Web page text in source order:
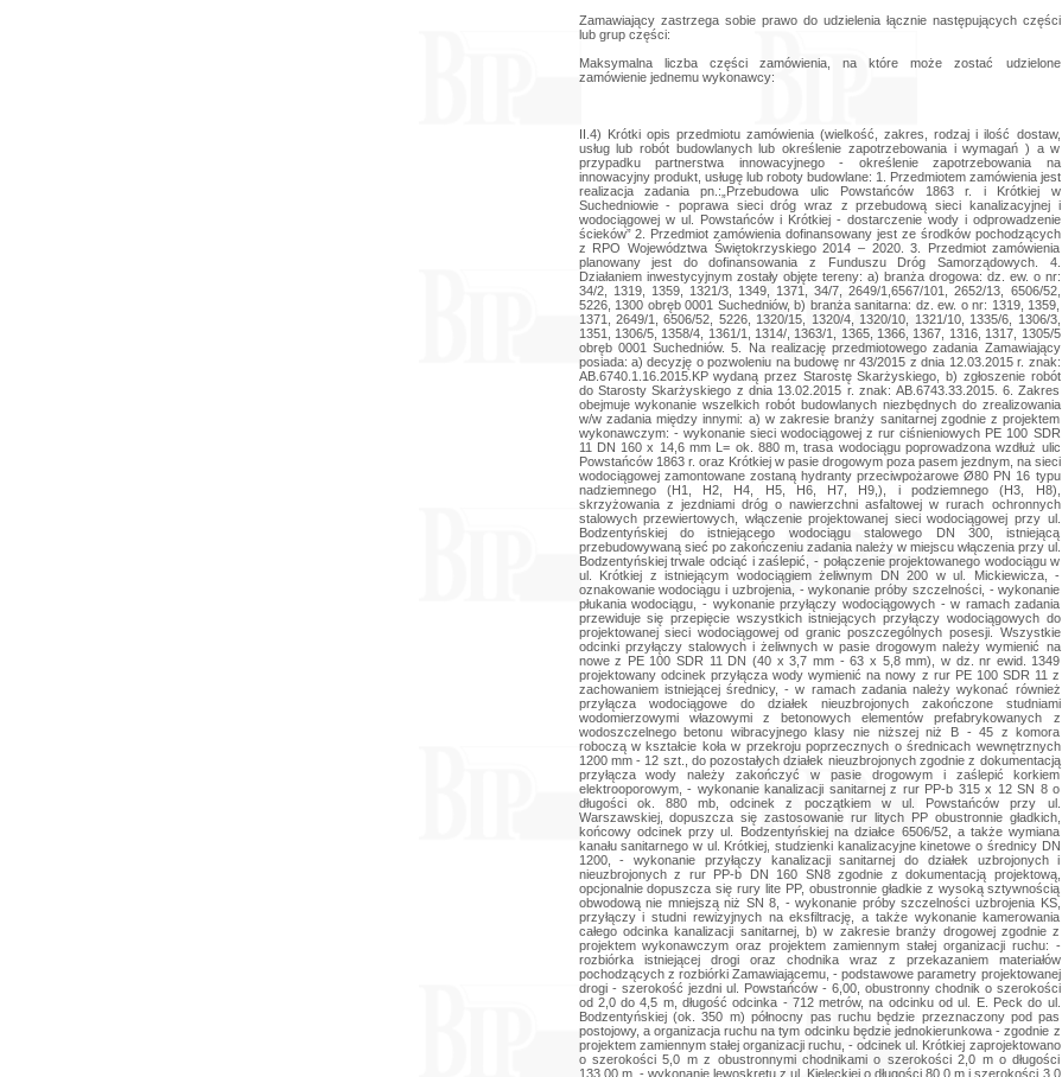
Zamawiający zastrzega sobie prawo do udzielenia łącznie następujących części
lub grup części:
Maksymalna liczba części zamówienia, na które może zostać udzielone
zamówienie jednemu wykonawcy:
II.4) Krótki opis przedmiotu zamówienia (wielkość, zakres, rodzaj i ilość dostaw, usług lub robót budowlanych lub określenie zapotrzebowania i wymagań ) a w przypadku partnerstwa innowacyjnego - określenie zapotrzebowania na innowacyjny produkt, usługę lub roboty budowlane: 1. Przedmiotem zamówienia jest realizacja zadania pn.:„Przebudowa ulic Powstańców 1863 r. i Krótkiej w Suchedniowie - poprawa sieci dróg wraz z przebudową sieci kanalizacyjnej i wodociągowej w ul. Powstańców i Krótkiej - dostarczenie wody i odprowadzenie ścieków” 2. Przedmiot zamówienia dofinansowany jest ze środków pochodzących z RPO Województwa Świętokrzyskiego 2014 – 2020. 3. Przedmiot zamówienia planowany jest do dofinansowania z Funduszu Dróg Samorządowych. 4. Działaniem inwestycyjnym zostały objęte tereny: a) branża drogowa: dz. ew. o nr: 34/2, 1319, 1359, 1321/3, 1349, 1371, 34/7, 2649/1,6567/101, 2652/13, 6506/52, 5226, 1300 obręb 0001 Suchedniów, b) branża sanitarna: dz. ew. o nr: 1319, 1359, 1371, 2649/1, 6506/52, 5226, 1320/15, 1320/4, 1320/10, 1321/10, 1335/6, 1306/3, 1351, 1306/5, 1358/4, 1361/1, 1314/, 1363/1, 1365, 1366, 1367, 1316, 1317, 1305/5 obręb 0001 Suchedniów. 5. Na realizację przedmiotowego zadania Zamawiający posiada: a) decyzję o pozwoleniu na budowę nr 43/2015 z dnia 12.03.2015 r. znak: AB.6740.1.16.2015.KP wydaną przez Starostę Skarżyskiego, b) zgłoszenie robót do Starosty Skarżyskiego z dnia 13.02.2015 r. znak: AB.6743.33.2015. 6. Zakres obejmuje wykonanie wszelkich robót budowlanych niezbędnych do zrealizowania w/w zadania między innymi: a) w zakresie branży sanitarnej zgodnie z projektem wykonawczym: - wykonanie sieci wodociągowej z rur ciśnieniowych PE 100 SDR 11 DN 160 x 14,6 mm L= ok. 880 m, trasa wodociągu poprowadzona wzdłuż ulic Powstańców 1863 r. oraz Krótkiej w pasie drogowym poza pasem jezdnym, na sieci wodociągowej zamontowane zostaną hydranty przeciwpożarowe Ø80 PN 16 typu nadziemnego (H1, H2, H4, H5, H6, H7, H9,), i podziemnego (H3, H8), skrzyżowania z jezdniami dróg o nawierzchni asfaltowej w rurach ochronnych stalowych przewiertowych, włączenie projektowanej sieci wodociągowej przy ul. Bodzentyńskiej do istniejącego wodociągu stalowego DN 300, istniejącą przebudowywaną sieć po zakończeniu zadania należy w miejscu włączenia przy ul. Bodzentyńskiej trwale odciąć i zaślepić, - połączenie projektowanego wodociągu w ul. Krótkiej z istniejącym wodociągiem żeliwnym DN 200 w ul. Mickiewicza, - oznakowanie wodociągu i uzbrojenia, - wykonanie próby szczelności, - wykonanie płukania wodociągu, - wykonanie przyłączy wodociągowych - w ramach zadania przewiduje się przepięcie wszystkich istniejących przyłączy wodociągowych do projektowanej sieci wodociągowej od granic poszczególnych posesji. Wszystkie odcinki przyłączy stalowych i żeliwnych w pasie drogowym należy wymienić na nowe z PE 100 SDR 11 DN (40 x 3,7 mm - 63 x 5,8 mm), w dz. nr ewid. 1349 projektowany odcinek przyłącza wody wymienić na nowy z rur PE 100 SDR 11 z zachowaniem istniejącej średnicy, - w ramach zadania należy wykonać również przyłącza wodociągowe do działek nieuzbrojonych zakończone studniami wodomierzowymi włazowymi z betonowych elementów prefabrykowanych z wodoszczelnego betonu wibracyjnego klasy nie niższej niż B - 45 z komora roboczą w kształcie koła w przekroju poprzecznych o średnicach wewnętrznych 1200 mm - 12 szt., do pozostałych działek nieuzbrojonych zgodnie z dokumentacją przyłącza wody należy zakończyć w pasie drogowym i zaślepić korkiem elektrooporowym, - wykonanie kanalizacji sanitarnej z rur PP-b 315 x 12 SN 8 o długości ok. 880 mb, odcinek z początkiem w ul. Powstańców przy ul. Warszawskiej, dopuszcza się zastosowanie rur litych PP obustronnie gładkich, końcowy odcinek przy ul. Bodzentyńskiej na działce 6506/52, a także wymiana kanału sanitarnego w ul. Krótkiej, studzienki kanalizacyjne kinetowe o średnicy DN 1200, - wykonanie przyłączy kanalizacji sanitarnej do działek uzbrojonych i nieuzbrojonych z rur PP-b DN 160 SN8 zgodnie z dokumentacją projektową, opcjonalnie dopuszcza się rury lite PP, obustronnie gładkie z wysoką sztywnością obwodową nie mniejszą niż SN 8, - wykonanie próby szczelności uzbrojenia KS, przyłączy i studni rewizyjnych na eksfiltrację, a także wykonanie kamerowania całego odcinka kanalizacji sanitarnej, b) w zakresie branży drogowej zgodnie z projektem wykonawczym oraz projektem zamiennym stałej organizacji ruchu: - rozbiórka istniejącej drogi oraz chodnika wraz z przekazaniem materiałów pochodzących z rozbiórki Zamawiającemu, - podstawowe parametry projektowanej drogi - szerokość jezdni ul. Powstańców - 6,00, obustronny chodnik o szerokości od 2,0 do 4,5 m, długość odcinka - 712 metrów, na odcinku od ul. E. Peck do ul. Bodzentyńskiej (ok. 350 m) północny pas ruchu będzie przeznaczony pod pas postojowy, a organizacja ruchu na tym odcinku będzie jednokierunkowa - zgodnie z projektem zamiennym stałej organizacji ruchu, - odcinek ul. Krótkiej zaprojektowano o szerokości 5,0 m z obustronnymi chodnikami o szerokości 2,0 m o długości 133,00 m. - wykonanie lewoskrętu z ul. Kieleckiej o długości 80,0 m i szerokości 3,0 m w miejscu istniejącego pasa rozdziału, istniejący pas rozdziału z kostki betonowej na długości lewoskrętu zostanie rozebrany, - wykonanie zjazdów do posesji oraz miejsc postojowych dla samochodów osobowych, - mała architektura - przy przystankach autobusowych zostaną ustawione wiaty autobusowe o wym. 3,35 x 1,0 m, 5 ławek i koszy na śmieci oraz 6 szt. słupów reklamowych ozdobnych o wysokości 5,5 m. - konstrukcje nawierzchni: • odcinek od ul. Kieleckiej do ul. Fabrycznej oraz lewoskręt z ul. Kieleckiej kategoria KR 3 - podbudowa pomocnicza z kruszywa łamanego 0/31,5 mm stab. mechanicznie - 20 cm, podbudowa zasadnicza z betonu asfaltowego - gr. 7 cm, warstwa wiążąca z betonu asfaltowego - gr. 7 cm, warstwa ścieralna z betonu asfaltowego - gr. 4 cm, razem grubość konstrukcji 38 cm, • pozostałe odcinki dróg o ruchu KR 2 - podbudowa pomocnicza z kruszywa łamanego 0/31,5 mm stab. - mechanicznie - gr. 20 cm, podbudowa zasadnicza z betonu asfaltowego - gr. 8 cm, warstwa ścieralna betonu asfaltowego - gr. 4 cm, razem grubość konstrukcji 31 cm, • konstrukcja nr 2 chodnika - kruszywo łamane 0/31,5 mm stabilizowane mechanicznie - gr. 20 cm, podsypka grysowa 2 - 8 mm - gr. 3 cm, kostka betonowa (kolor szary) gr. 8 cm, razem grubość konstrukcji 26 cm, • konstrukcja nr 3 - miejsca postojowe i zjazdy - kruszywo łamane 0/31,5 mm stabilizowane mechanicznie - gr. 20 cm, podsypka grysowa 2-8 mm - gr. 3 cm, kostka betonowa (kolor szary m-ca postojowe, kolor czerwony zjazdy) - gr. 8 cm - razem grubość konstrukcji - 31 cm, • konstrukcji nr 4 - zabruk kostką granitową - kruszywo łamane 0/63 mm stabilizowane mechanicznie - gr. 15 cm, podsypka cementowo - piaskowa gr. 3,0 cm, warstwa ścieralna z kostki kamiennej 15/17 (kolor szary) z zaspoinowaniem szczelin rozbieralną mieszanką kruszywa mineralnego i bezrozpuszczalnikowej żywicy epoksydowej gr. 15 cm., razem grubość konstrukcji 33 cm. • bilans powierzchni - powierzchnia z kostki betonowej - 3415 m2, powierzchnia nawierzchni asfaltowej - 4760 m2, powierzchnia zjazdów z kostki betonowej 1080 m2, powierzchnia miejsc postojowych z kostki betonowej - 1320 m2, powierzchnia zabruku kostki granitowej - 60 m2, - wykonanie oznakowania poziomego i pionowego zgodnie z projektem zamiennym stałej organizacji ruchu, - wykonanie odwodnienia zgodnie z projektem architektoniczno - budowlanym oraz projektem wykonawczym tj.: • kanał deszczowy przejmujący wody napływowe na odcinku ulicy Powstańców 1863 r. od ul. Kieleckiej do rejonu ulicy Spokojnej z rur PEHD Ø (200 - 350) mm oraz z terenów przyległych. Odbiornikiem tych wód będzie istniejący kolektor deszczowy Ø1000 przebiegający przez ulicę Powstańców 1863 r. przy ul. Fabrycznej, • kanał deszczowy przejmujący wody napływowe z pozostałej części ulicy Powstańców 1863 r., ul. Krótkiej oraz terenów przyległych z rur PEHD Ø (200 - 500) mm. Odbiornikiem tych wód będzie istniejący kolektor deszczowy Ø1200 przebiegający przez działkę nr ewid. 6506/52. - wykonanie przekładki sieci gazowej zgodnie z projektem architektoniczno - budowlanym oraz projektem wykonawczym tj.: • przekładka sieci gazowej średniego ciśnienia (maksymalne ciśnienie robocze do 0,5 MPa) z rur polietylenowych dn90 PE100 SDR11 o długości L=166 m, wraz z przepięciem czterech przyłączy gazowych - dostosowanie istniejącej sieci elektroenergetycznej kolidującej z projektowanym zagospodarowaniem terenu do nowego układu komunikacyjnego zgodnie z projektem budowlanym w zakresie: • linia napowietrzna nn zasilana ze stacji 'Kielecka' - demontaż linii napowietrznej na odcinku pomiędzy słupami nr 4 i 4/2 - 30 m, demontaż ulicznej oprawy oświetleniowej z zabezpieczeniem - 1 kpl, demontaż stalowego wysięgnika, demontaż słupa nr 4/1, projektowana sieć - montaż słupa nr 4/1, montaż istn. stalowego wysięgnika, montaż istn. przewodów linii napowietrznej na odcinku pomiędzy słupami nr 4 i 4/1 - 30 m, montaż i podłączenie istn. ulicznej oprawy oświetleniowej z zabezpieczeniem, • linia napowietrzna nn zasilana ze stacji 'Spokojna' - demontaż dwutorowej linii napowietrznej na odcinku pomiędzy słupami nr 3 i 8 - 164 m, demontaż linii napowietrznej na odcinku pomiędzy słupami nr 8 i 10 - 59 m, demontaż linii napowietrznej na odcinku pomiędzy słupami nr 8 i 8/1 - 30 m, demontaż linii napowietrznej na odcinku pomiędzy słupami nr 11 i 14 - 101 m, demontaż ulicznych opraw oświetleniowych z zabezpieczeniem - 8 kpl, demontaż stalowych wysięgników - 8 szt., demontaż przyłączy energetycznych napowietrznych 1 fazowych - 12 kpl., demontaż przyłączy energetycznych napowietrznych 3 - fazowych - 11 kpl, demontaż słupów nr 4, 5, 6 ,7 i 12 - 5 kpl., demontaż słupa nr 8 - 1 kpl., demontaż słupa nr 9 - 1 kpl, demontaż słupa nr 13 - 1 kpl., projektowana sieć: montaż w nowej lokalizacji słupów 8, 9, 13, montaż istn. stalowych wysięgników - 8 kpl. montaż istniejących przewodów dwutorowej linii napowietrznej na odcinku